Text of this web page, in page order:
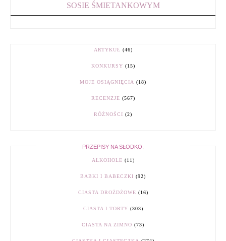
SOSIE ŚMIETANKOWYM
ARTYKUŁ (46)
KONKURSY (15)
MOJE OSIĄGNIĘCIA (18)
RECENZJE (567)
RÓŻNOŚCI (2)
PRZEPISY NA SŁODKO:
ALKOHOLE (11)
BABKI I BABECZKI (92)
CIASTA DROŻDŻOWE (16)
CIASTA I TORTY (303)
CIASTA NA ZIMNO (73)